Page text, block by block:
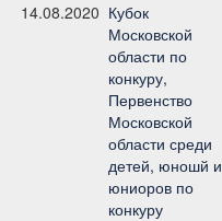
14.08.2020 Кубок
Московской
области по
конкуру,
Первенство
Московской
области среди
детей, юношй и
юниоров по
конкуру